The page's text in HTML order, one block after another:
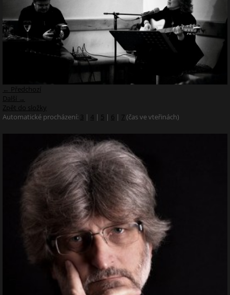
← Předchozí
Další →
Zpět do složky
Automatické procházení: 3 | 4 | 5 | 6 | 7 (čas ve vteřinách)